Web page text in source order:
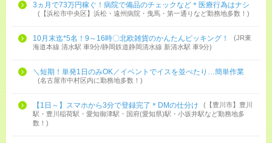
3ヵ月で73万円稼ぐ！病院で備品のチェックなど＊医療行為はナシ
【浜松市中央区】浜松・遠州病院・曳馬・第一通りなど勤務地多数！
10月末迄*5名！9～16時〇北欧雑貨のかんたんピッキング！
JR東
海道本線 清水駅 車9分/静岡鉄道静岡清水線 新清水駅 車9分
＼短期！単発1日のみOK／イベントでイスを並べたり…簡単作業
名古屋市中村区内に勤務地多数！
【1日～】スマホから3分で登録完了＊DMの仕分け
【豊川市】豊川
駅・豊川稲荷駅・愛知御津駅・国府(愛知県)駅・小坂井駅など勤務地多
数！